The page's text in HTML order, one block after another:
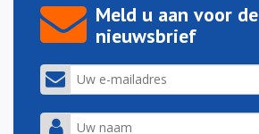
Meld u aan voor de
nieuwsbrief